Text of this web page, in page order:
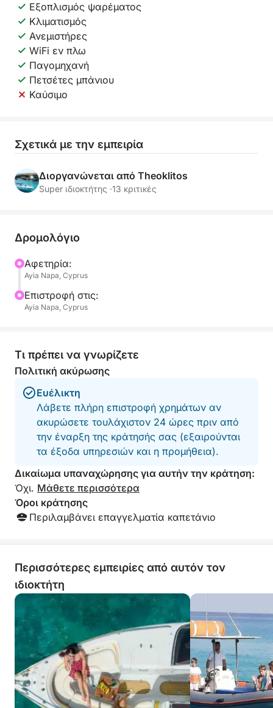
Εξοπλισμός ψαρέματος
Κλιματισμός
Ανεμιστήρες
WiFi εν πλω
Παγομηχανή
Πετσέτες μπάνιου
Καύσιμο
Σχετικά με την εμπειρία
Διοργανώνεται από Theoklitos
Super ιδιοκτήτης ·13 κριτικές
Δρομολόγιο
Αφετηρία:
Ayia Napa, Cyprus
Επιστροφή στις:
Ayia Napa, Cyprus
Τι πρέπει να γνωρίζετε
Πολιτική ακύρωσης
Ευέλικτη
Λάβετε πλήρη επιστροφή χρημάτων αν
ακυρώσετε τουλάχιστον 24 ώρες πριν από
την έναρξη της κράτησής σας (εξαιρούνται
τα έξοδα υπηρεσιών και η προμήθεια).
Δικαίωμα υπαναχώρησης για αυτήν την κράτηση:
Όχι. Μάθετε περισσότερα
Όροι κράτησης
Περιλαμβάνει επαγγελματία καπετάνιο
Περισσότερες εμπειρίες από αυτόν τον
ιδιοκτήτη